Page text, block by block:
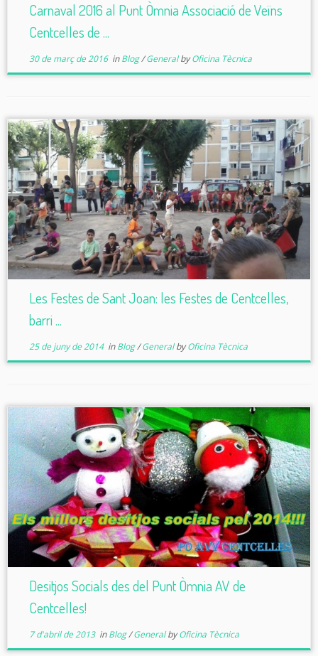
Carnaval 2016 al Punt Òmnia Associació de Veïns
Centcelles de ...
30 de març de 2016inBlog/GeneralbyOficina Tècnica
Les Festes de Sant Joan: les Festes de Centcelles,
barri ...
25 de juny de 2014inBlog/GeneralbyOficina Tècnica
Desitjos Socials des del Punt Òmnia AV de
Centcelles!
7 d'abril de 2013inBlog/GeneralbyOficina Tècnica